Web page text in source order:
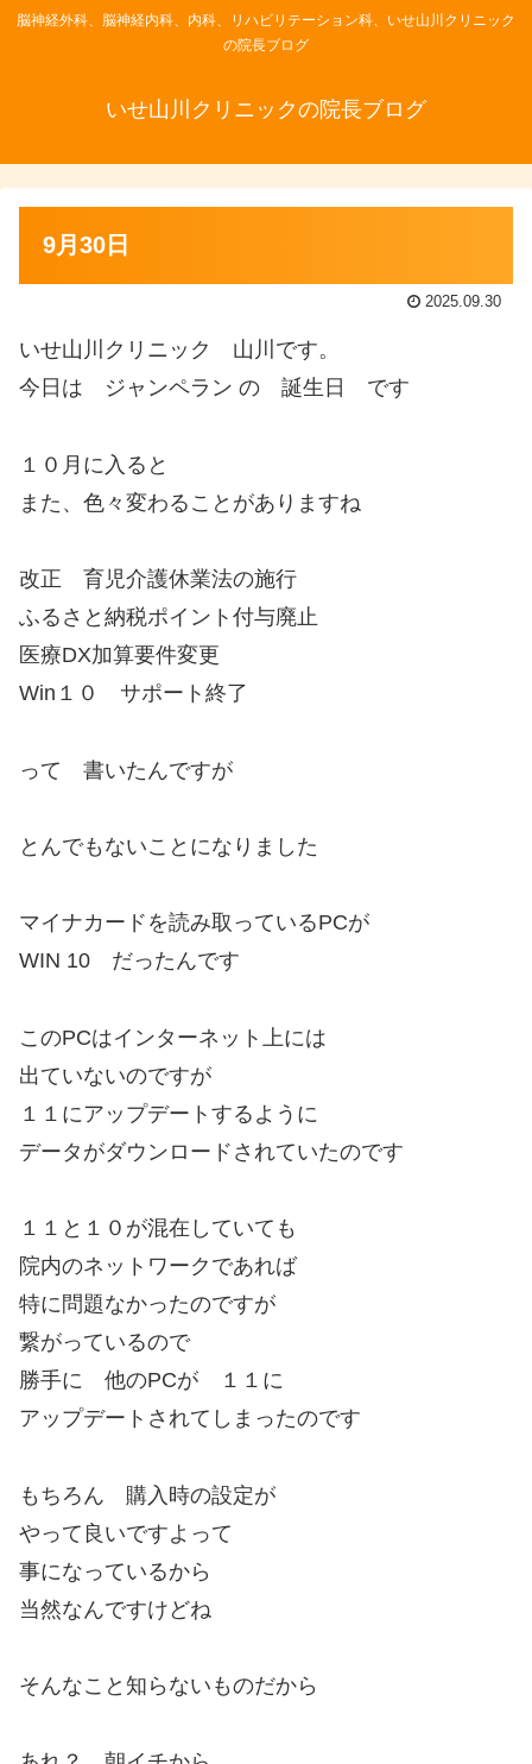
脳神経外科、脳神経内科、内科、リハビリテーション科、いせ山川クリニック
の院長ブログ
いせ山川クリニックの院長ブログ
9月30日
2025.09.30
いせ山川クリニック 山川です。
今日は ジャンペラン の 誕生日 です
１０月に入ると
また、色々変わることがありますね
改正 育児介護休業法の施行
ふるさと納税ポイント付与廃止
医療DX加算要件変更
Win１０ サポート終了
って 書いたんですが
とんでもないことになりました
マイナカードを読み取っているPCが
WIN 10 だったんです
このPCはインターネット上には
出ていないのですが
１１にアップデートするように
データがダウンロードされていたのです
１１と１０が混在していても
院内のネットワークであれば
特に問題なかったのですが
繋がっているので
勝手に 他のPCが １１に
アップデートされてしまったのです
もちろん 購入時の設定が
やって良いですよって
事になっているから
当然なんですけどね
そんなこと知らないものだから